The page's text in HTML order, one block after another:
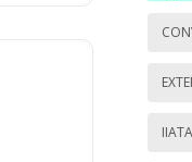
IIATA